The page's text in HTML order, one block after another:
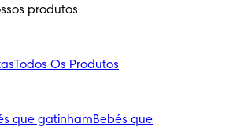
produtos
Todos Os Produtos
que gatinhamBebés que